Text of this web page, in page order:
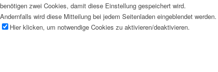
benötigen zwei Cookies, damit diese Einstellung gespeichert wird.
Andernfalls wird diese Mitteilung bei jedem Seitenladen eingeblendet werden.
Hier klicken, um notwendige Cookies zu aktivieren/deaktivieren.